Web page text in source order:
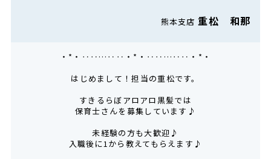
熊本支店重松 和那
・*・‥‥…‥‥・*・‥‥…‥‥・*・
はじめまして！担当の重松です。
すきるらぼアロアロ黒髪では
保育士さんを募集しています♪
未経験の方も大歓迎♪
入職後に1から教えてもらえます♪